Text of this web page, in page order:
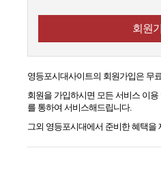
회원
영등포시대사이트의 회원가입은 무
회원을 가입하시면 모든 서비스 이
를 통하여 서비스해드립니다.
그외 영등포시대에서 준비한 혜택을